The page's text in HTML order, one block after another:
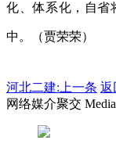
化、体系化，自省
中。（贾荣荣）
河北二建: 上一条 返
网络媒介聚交